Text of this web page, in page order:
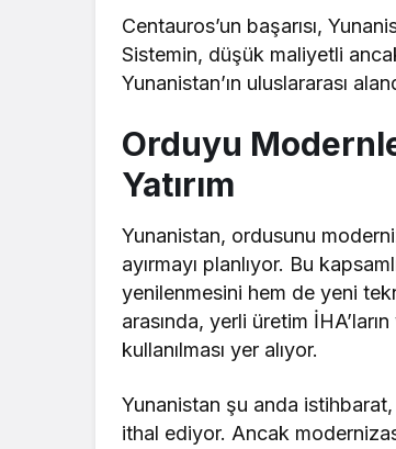
Centauros’un başarısı,
Sistemin, düşük maliyetli
Yunanistan’ın uluslararası
Orduyu
Yatırım
Yunanistan, ordusunu
ayırmayı planlıyor. Bu
yenilenmesini hem de yeni
arasında, yerli üretim
kullanılması yer alıyor.
Yunanistan şu anda
ithal ediyor. Ancak